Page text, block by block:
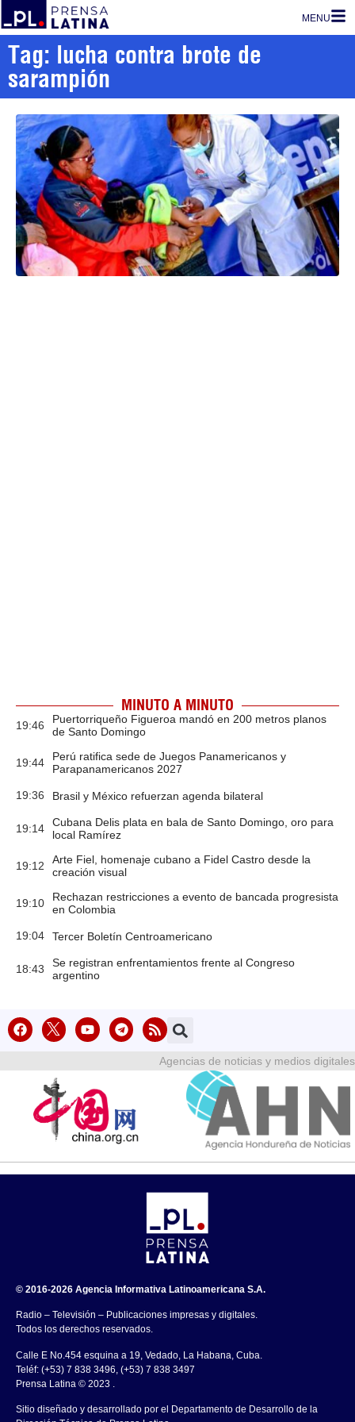
MENU
Tag: lucha contra brote de
sarampión
MINUTO A MINUTO
19:46
Puertorriqueño Figueroa mandó en 200 metros planos
de Santo Domingo
19:44
Perú ratifica sede de Juegos Panamericanos y
Parapanamericanos 2027
19:36 Brasil y México refuerzan agenda bilateral
19:14
Cubana Delis plata en bala de Santo Domingo, oro para
local Ramírez
19:12
Arte Fiel, homenaje cubano a Fidel Castro desde la
creación visual
19:10
Rechazan restricciones a evento de bancada progresista
en Colombia
19:04 Tercer Boletín Centroamericano
18:43
Se registran enfrentamientos frente al Congreso
argentino
Agencias de noticias y medios digitales
© 2016-2026 Agencia Informativa Latinoamericana S.A.
Radio – Televisión – Publicaciones impresas y digitales.
Todos los derechos reservados.
Calle E No.454 esquina a 19, Vedado, La Habana, Cuba.
Teléf: (+53) 7 838 3496, (+53) 7 838 3497
Prensa Latina © 2023 .
Sitio diseñado y desarrollado por el Departamento de Desarrollo de la